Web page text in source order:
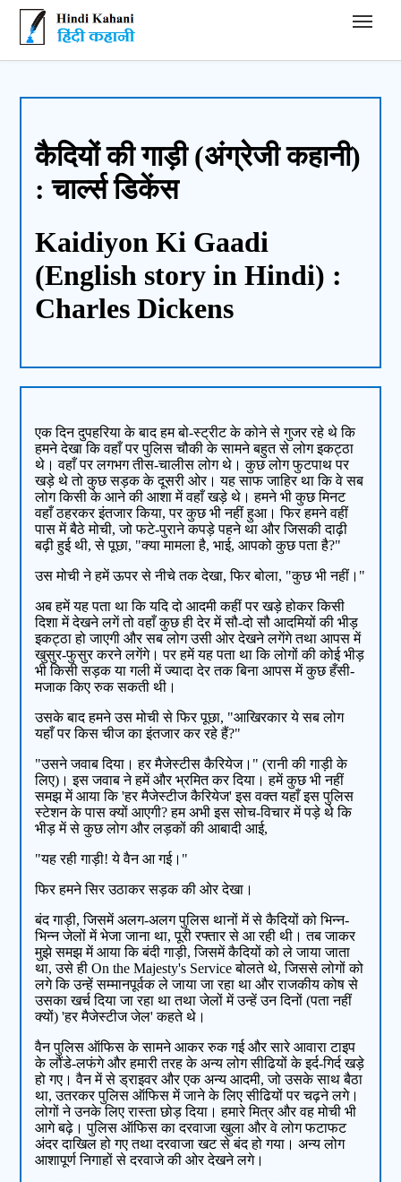
Hindi Kahani - हिंदी कहानी
कैदियों की गाड़ी (अंग्रेजी कहानी)
: चार्ल्स डिकेंस
Kaidiyon Ki Gaadi
(English story in Hindi) :
Charles Dickens
एक दिन दुपहरिया के बाद हम बो-स्ट्रीट के कोने से गुजर रहे थे कि
हमने देखा कि वहाँ पर पुलिस चौकी के सामने बहुत से लोग इकट्ठा
थे। वहाँ पर लगभग तीस-चालीस लोग थे। कुछ लोग फुटपाथ पर
खड़े थे तो कुछ सड़क के दूसरी ओर। यह साफ जाहिर था कि वे सब
लोग किसी के आने की आशा में वहाँ खड़े थे। हमने भी कुछ मिनट
वहाँ ठहरकर इंतजार किया, पर कुछ भी नहीं हुआ। फिर हमने वहीं
पास में बैठे मोची, जो फटे-पुराने कपड़े पहने था और जिसकी दाढ़ी
बढ़ी हुई थी, से पूछा, "क्या मामला है, भाई, आपको कुछ पता है?"
उस मोची ने हमें ऊपर से नीचे तक देखा, फिर बोला, "कुछ भी नहीं।"
अब हमें यह पता था कि यदि दो आदमी कहीं पर खड़े होकर किसी
दिशा में देखने लगें तो वहाँ कुछ ही देर में सौ-दो सौ आदमियों की भीड़
इकट्ठा हो जाएगी और सब लोग उसी ओर देखने लगेंगे तथा आपस में
खुसुर-फुसुर करने लगेंगे। पर हमें यह पता था कि लोगों की कोई भीड़
भी किसी सड़क या गली में ज्यादा देर तक बिना आपस में कुछ हँसी-
मजाक किए रुक सकती थी।
उसके बाद हमने उस मोची से फिर पूछा, "आखिरकार ये सब लोग
यहाँ पर किस चीज का इंतजार कर रहे हैं?"
"उसने जवाब दिया। हर मैजेस्टीस कैरियेज।" (रानी की गाड़ी के
लिए)। इस जवाब ने हमें और भ्रमित कर दिया। हमें कुछ भी नहीं
समझ में आया कि 'हर मैजेस्टीज कैरियेज' इस वक्त यहाँ इस पुलिस
स्टेशन के पास क्यों आएगी? हम अभी इस सोच-विचार में पड़े थे कि
भीड़ में से कुछ लोग और लड़कों की आबादी आई,
"यह रही गाड़ी! ये वैन आ गई।"
फिर हमने सिर उठाकर सड़क की ओर देखा।
बंद गाड़ी, जिसमें अलग-अलग पुलिस थानों में से कैदियों को भिन्न-
भिन्न जेलों में भेजा जाना था, पूरी रफ्तार से आ रही थी। तब जाकर
मुझे समझ में आया कि बंदी गाड़ी, जिसमें कैदियों को ले जाया जाता
था, उसे ही On the Majesty's Service बोलते थे, जिससे लोगों को
लगे कि उन्हें सम्मानपूर्वक ले जाया जा रहा था और राजकीय कोष से
उसका खर्च दिया जा रहा था तथा जेलों में उन्हें उन दिनों (पता नहीं
क्यों) 'हर मैजेस्टीज जेल' कहते थे।
वैन पुलिस ऑफिस के सामने आकर रुक गई और सारे आवारा टाइप
के लौंडे-लफंगे और हमारी तरह के अन्य लोग सीढियों के इर्द-गिर्द खड़े
हो गए। वैन में से ड्राइवर और एक अन्य आदमी, जो उसके साथ बैठा
था, उतरकर पुलिस ऑफिस में जाने के लिए सीढियों पर चढ़ने लगे।
लोगों ने उनके लिए रास्ता छोड़ दिया। हमारे मित्र और वह मोची भी
आगे बढ़े। पुलिस ऑफिस का दरवाजा खुला और वे लोग फटाफट
अंदर दाखिल हो गए तथा दरवाजा खट से बंद हो गया। अन्य लोग
आशापूर्ण निगाहों से दरवाजे की ओर देखने लगे।